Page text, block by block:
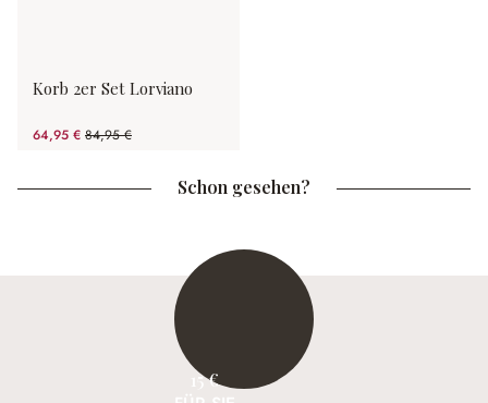
Korb 2er Set Lorviano
64,95 € 84,95 €
(23.54% gespart)
Schon gesehen?
15 €